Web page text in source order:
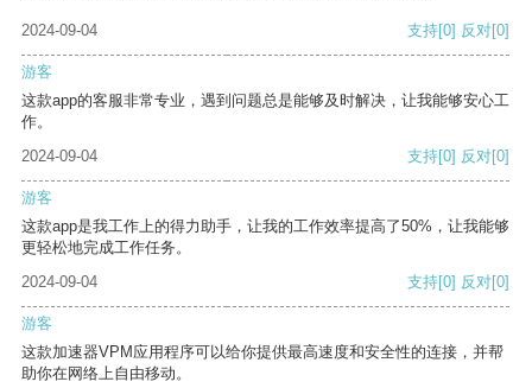
2024-09-04 支持[0] 反对[0]
游客
这款app的客服非常专业，遇到问题总是能够及时解决，让我能够安心工
作。
2024-09-04
支持[0] 反对[0]
游客
这款app是我工作上的得力助手，让我的工作效率提高了50%，让我能够
更轻松地完成工作任务。
2024-09-04
支持[0] 反对[0]
游客
这款加速器VPM应用程序可以给你提供最高速度和安全性的连接，并帮
助你在网络上自由移动。